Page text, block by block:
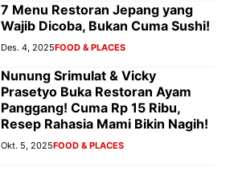
7 Menu Restoran Jepang yang
Wajib Dicoba, Bukan Cuma Sushi!
Des. 4, 2025FOOD & PLACES
Nunung Srimulat & Vicky
Prasetyo Buka Restoran Ayam
Panggang! Cuma Rp 15 Ribu,
Resep Rahasia Mami Bikin Nagih!
Okt. 5, 2025FOOD & PLACES